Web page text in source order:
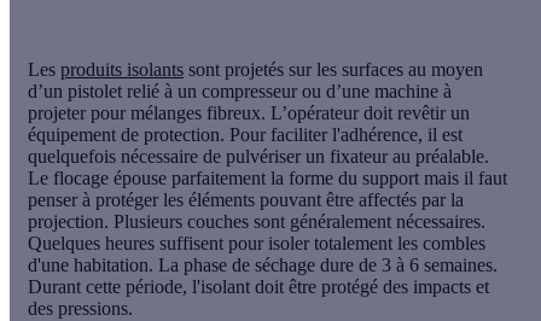
Les produits isolants sont projetés sur les surfaces au moyen
d’un pistolet relié à un compresseur ou d’une machine à
projeter pour mélanges fibreux. L’opérateur doit revêtir un
équipement de protection. Pour faciliter l'adhérence, il est
quelquefois nécessaire de pulvériser un fixateur au préalable.
Le flocage épouse parfaitement la forme du support mais il faut
penser à protéger les éléments pouvant être affectés par la
projection. Plusieurs couches sont généralement nécessaires.
Quelques heures suffisent pour isoler totalement les combles
d'une habitation. La phase de séchage dure de 3 à 6 semaines.
Durant cette période, l'isolant doit être protégé des impacts et
des pressions.